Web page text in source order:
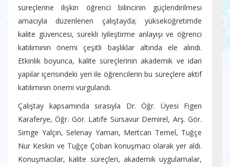
süreçlerine ilişkin öğrenci bilincinin güçlendirilmesi
amacıyla düzenlenen çalıştayda; yükseköğretimde
kalite güvencesi, sürekli iyileştirme anlayışı ve öğrenci
katılımının önemi çeşitli başlıklar altında ele alındı.
Etkinlik boyunca, kalite süreçlerinin akademik ve idari
yapılar içerisindeki yeri ile öğrencilerin bu süreçlere aktif
katılımının önemi vurgulandı.
Çalıştay kapsamında sırasıyla Dr. Öğr. Üyesi Figen
Karaferye, Öğr. Gör. Latife Sürsavur Demirel, Arş. Gör.
Simge Yalçın, Selenay Yaman, Mertcan Temel, Tuğçe
Nur Keskin ve Tuğçe Çoban konuşmacı olarak yer aldı.
Konuşmacılar, kalite süreçleri, akademik uygulamalar,